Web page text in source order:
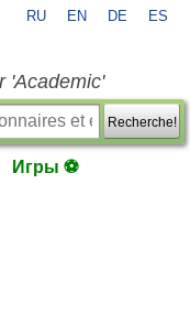
RU EN DE ES
'Academic'
Recherche!
Игры ⚽